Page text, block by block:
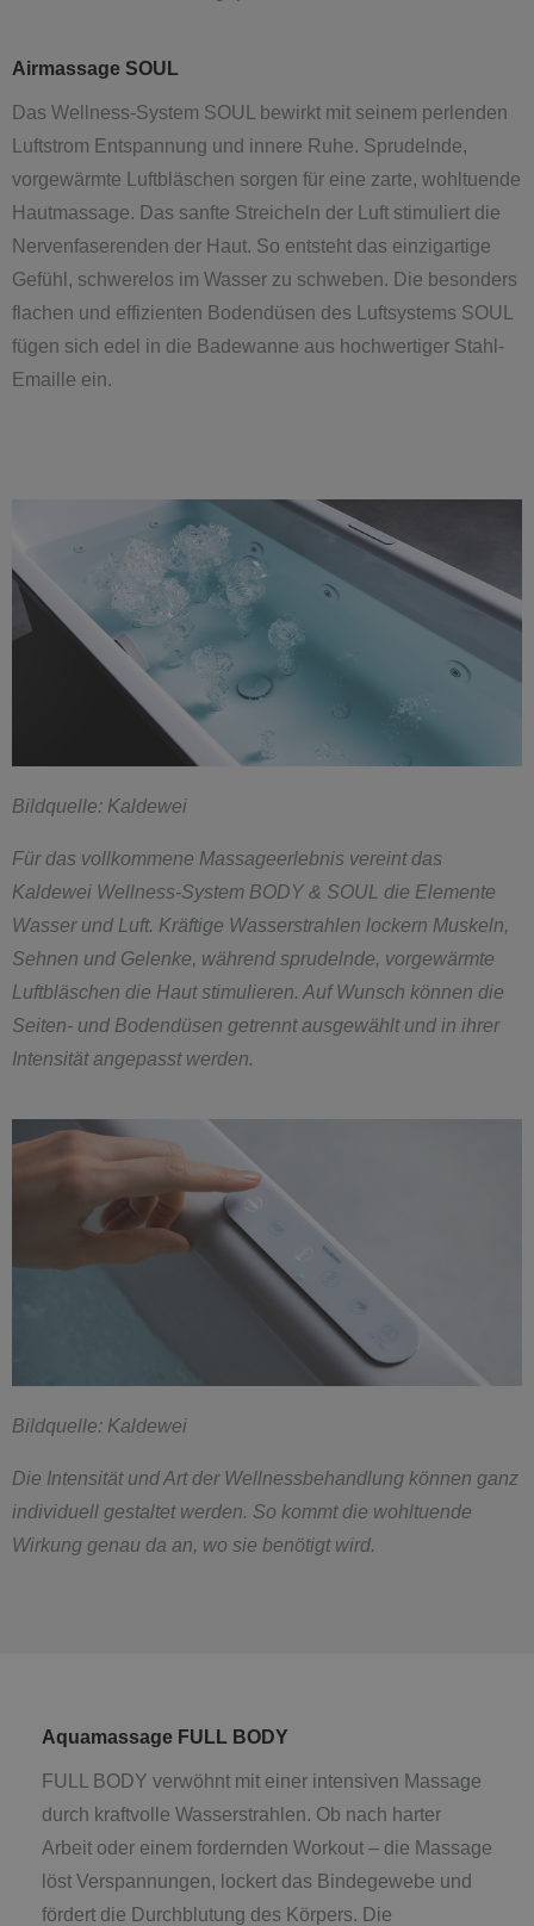
Airmassage SOUL
Das Wellness-System SOUL bewirkt mit seinem perlenden
Luftstrom Entspannung und innere Ruhe. Sprudelnde,
vorgewärmte Luftbläschen sorgen für eine zarte, wohltuende
Hautmassage. Das sanfte Streicheln der Luft stimuliert die
Nervenfaserenden der Haut. So entsteht das einzigartige
Gefühl, schwerelos im Wasser zu schweben. Die besonders
flachen und effizienten Bodendüsen des Luftsystems SOUL
fügen sich edel in die Badewanne aus hochwertiger Stahl-
Emaille ein.
Bildquelle: Kaldewei
Für das vollkommene Massageerlebnis vereint das
Kaldewei Wellness-System BODY & SOUL die Elemente
Wasser und Luft. Kräftige Wasserstrahlen lockern Muskeln,
Sehnen und Gelenke, während sprudelnde, vorgewärmte
Luftbläschen die Haut stimulieren. Auf Wunsch können die
Seiten- und Bodendüsen getrennt ausgewählt und in ihrer
Intensität angepasst werden.
Bildquelle: Kaldewei
Die Intensität und Art der Wellnessbehandlung können ganz
individuell gestaltet werden. So kommt die wohltuende
Wirkung genau da an, wo sie benötigt wird.
Aquamassage FULL BODY
FULL BODY verwöhnt mit einer intensiven Massage
durch kraftvolle Wasserstrahlen. Ob nach harter
Arbeit oder einem fordernden Workout – die Massage
löst Verspannungen, lockert das Bindegewebe und
fördert die Durchblutung des Körpers. Die